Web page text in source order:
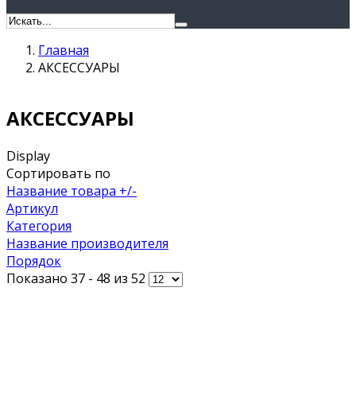
Главная
АКСЕССУАРЫ
АКСЕССУАРЫ
Display
Сортировать по
Название товара +/-
Артикул
Категория
Название производителя
Порядок
Показано 37 - 48 из 52